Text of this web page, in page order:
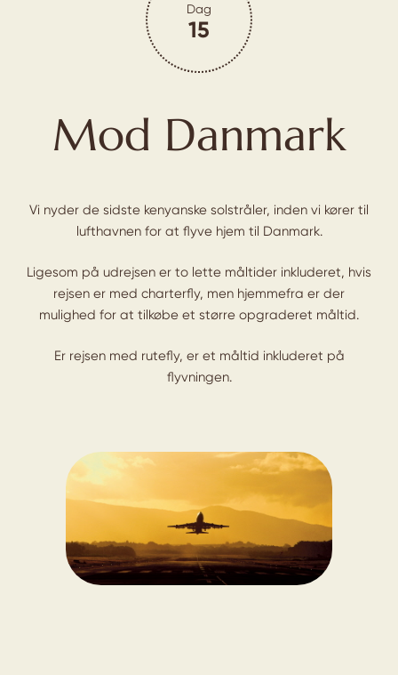
Dag
15
Mod Danmark
Vi nyder de sidste kenyanske solstråler, inden vi kører til
lufthavnen for at flyve hjem til Danmark.
Ligesom på udrejsen er to lette måltider inkluderet, hvis
rejsen er med charterfly, men hjemmefra er der
mulighed for at tilkøbe et større opgraderet måltid.
Er rejsen med rutefly, er et måltid inkluderet på
flyvningen.